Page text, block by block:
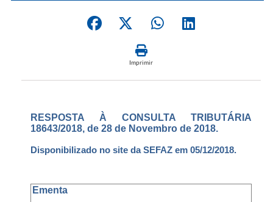
Imprimir
RESPOSTA À CONSULTA TRIBUTÁRIA
18643/2018, de 28 de Novembro de 2018.
Disponibilizado no site da SEFAZ em 05/12/2018.
Ementa